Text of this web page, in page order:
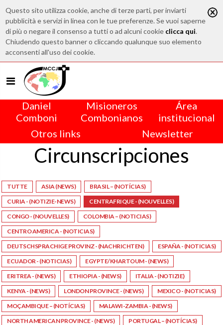
Questo sito utilizza cookie, anche di terze parti, per inviarti
pubblicità e servizi in linea con le tue preferenze. Se vuoi saperne
di più o negare il consenso a tutti o ad alcuni cookie clicca qui.
Chiudendo questo banner o cliccando qualunque suo elemento
acconsenti all'uso dei cookie.
Daniel
Comboni
Misioneros
Combonianos
Área
institucional
Otros links
Newsletter
Circunscripciones
TUTTE ASIA (NEWS)
BRASIL – (NOTÍCIAS)
CURIA - (NOTIZIE-NEWS)
CENTRAFRIQUE - (NOUVELLES)
CONGO - (NOUVELLES)
COLOMBIA – (NOTICIAS)
CENTRO AMERICA - (NOTICIAS)
DEUTSCHSPRACHIGE PROVINZ - (NACHRICHTEN)
ESPAÑA - (NOTICIAS)
ECUADOR - (NOTICIAS)
EGYPTE/KHARTOUM - (NEWS)
ERITREA - (NEWS)
ETHIOPIA - (NEWS)
ITALIA - (NOTIZIE)
KENYA - (NEWS)
LONDON PROVINCE - (NEWS)
MEXICO - (NOTICIAS)
MOÇAMBIQUE – (NOTÍCIAS)
MALAWI-ZAMBIA - (NEWS)
NORTH AMERICAN PROVINCE - (NEWS)
PORTUGAL – (NOTÍCIAS)